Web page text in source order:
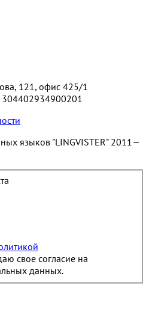
121, офис 425/1
языков "LINGVISTER" 2011—
свое согласие на
данных.